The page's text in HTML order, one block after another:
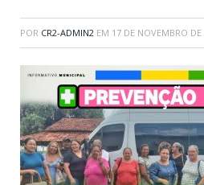
POR CR2-ADMIN2 EM 17 DE NOVEMBRO